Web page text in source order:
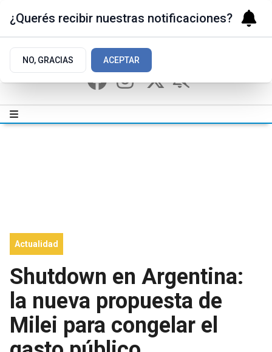
Actualidad
Shutdown en Argentina:
la nueva propuesta de
Milei para congelar el
¿Querés recibir nuestras notificaciones?
NO, GRACIAS ACEPTAR